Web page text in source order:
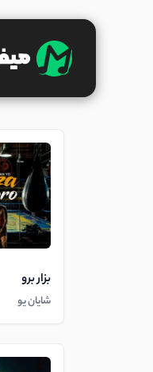
بزار برو
شایان یو